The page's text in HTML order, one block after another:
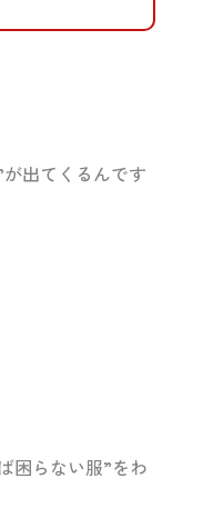
出てくるんです
困らない服”をわ